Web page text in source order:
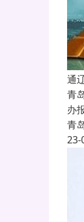
通
青
办
青
23-